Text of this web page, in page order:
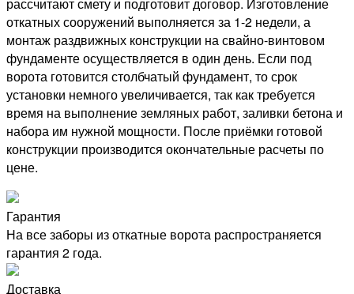
откатных сооружений выполняется за 1-2 недели, а
монтаж раздвижных конструкции на свайно-винтовом
фундаменте осуществляется в один день. Если под
ворота готовится столбчатый фундамент, то срок
установки немного увеличивается, так как требуется
время на выполнение земляных работ, заливки бетона и
набора им нужной мощности. После приёмки готовой
конструкции производится окончательные расчеты по
цене.
Гарантия
На все заборы из откатные ворота распространяется
гарантия 2 года.
Доставка